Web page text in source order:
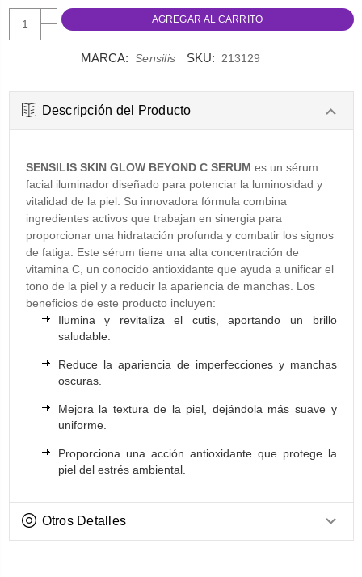
AUMENTAR
CANTIDAD:
DISMINUIR
MARCA: Sensilis SKU: 213129
Descripción del Producto
SENSILIS SKIN GLOW BEYOND C SERUM es un sérum
facial iluminador diseñado para potenciar la luminosidad y
vitalidad de la piel. Su innovadora fórmula combina
ingredientes activos que trabajan en sinergia para
proporcionar una hidratación profunda y combatir los signos
de fatiga. Este sérum tiene una alta concentración de
vitamina C, un conocido antioxidante que ayuda a unificar el
tono de la piel y a reducir la apariencia de manchas. Los
beneficios de este producto incluyen:
Ilumina y revitaliza el cutis, aportando un brillo
saludable.
Reduce la apariencia de imperfecciones y manchas
oscuras.
Mejora la textura de la piel, dejándola más suave y
uniforme.
Proporciona una acción antioxidante que protege la
piel del estrés ambiental.
Otros Detalles